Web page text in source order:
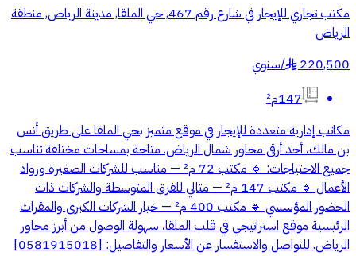
مكتب تجاري للإيجار في شارع رقم 467, حي الملقا, مدينة الرياض, منطقة
الرياض
220,500
§
/سنوي
147م²
مكاتب إدارية متعددة للإيجار في موقع متميز بحي الملقا على طريق أنس
بن مالك، أحد أرقى محاور شمال الرياض. متاحة بمساحات مختلفة تناسب
جميع الاحتياجات: 🔹 مكتب 72 م² — مناسب للشركات الصغيرة ورواد
الأعمال 🔹 مكتب 147 م² — مثالي للفرق المتوسطة والشركات ذات
الحضور المؤسسي 🔹 مكتب 400 م² — خيار الشركات الكبرى والمقرات
الرئيسية موقع استراتيجي في قلب الملقا، سهولة الوصول من أبرز محاور
الرياض. للتواصل والاستفسار عن الأسعار والتفاصيل: [0581915018]